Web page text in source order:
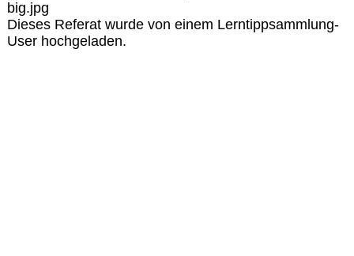
big.jpg
Dieses Referat wurde von einem Lerntippsammlung-
User hochgeladen.